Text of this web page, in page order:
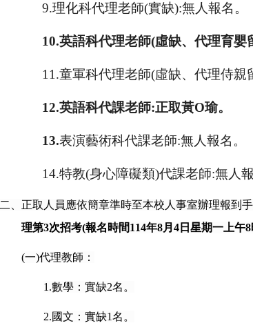
9.理化科代理老師(實缺):無人報名。
10.英語科代理老師(虛缺、代理育嬰
11.童軍科代理老師(虛缺、代理侍親
12.英語科代課老師:正取黃O瑜。
13.表演藝術科代課老師:無人報名。
14.特教(身心障礙類)代課老師:無人報
二、正取人員應依簡章準時至本校人事室辦理報到
理第3次招考(報名時間114年8月 4 日星期一上午8
(一)代理教師：
1.數學：實缺2名。
2.國文：實缺1名。